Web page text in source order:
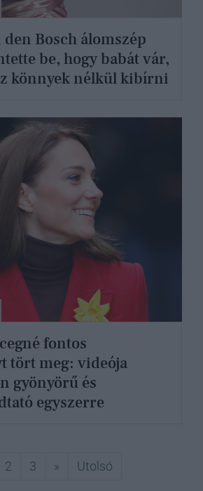
den Bosch álomszép
be, hogy babát vár,
könnyek nélkül kibírni
fontos
tört meg: videója
gyönyörű és
egyszerre
2 3 »Következő
UtolsóUtolsó